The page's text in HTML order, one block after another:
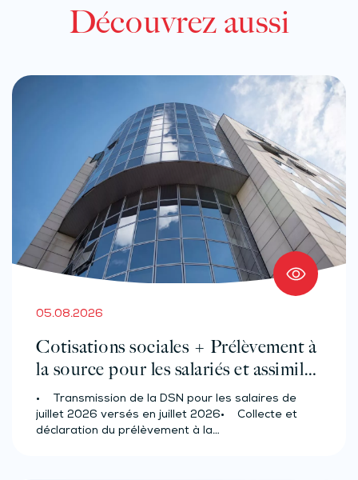
Découvrez aussi
05.08.2026
Cotisations sociales + Prélèvement à
la source pour les salariés et assimilés
(effectif d’au moins 50 salariés)
• Transmission de la DSN pour les salaires de
juillet 2026 versés en juillet 2026• Collecte et
déclaration du prélèvement à la…